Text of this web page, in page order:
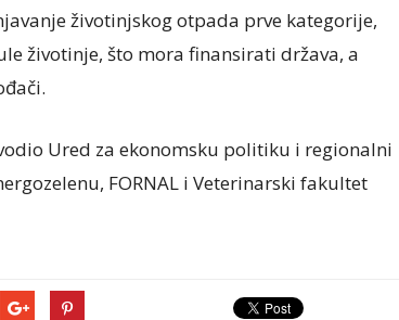
životinjskog otpada prve kategorije,
životinje, što mora finansirati država, a
Ured za ekonomsku politiku i regionalni
FORNAL i Veterinarski fakultet